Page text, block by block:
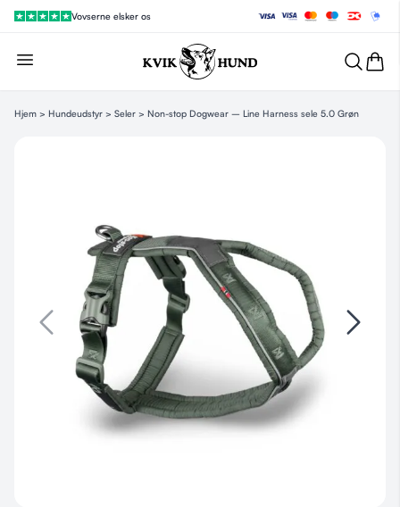
Vovserne elsker os
Hjem > Hundeudstyr > Seler > Non-stop Dogwear – Line Harness sele 5.0 Grøn